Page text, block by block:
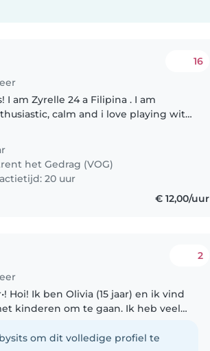
16
I am Zyrelle 24 a Filipina . I am
calm and i love playing with
het Gedrag (VOG)
20 uur
€ 12,00/uur
2
kinderen om te gaan. Ik heb veel
om dit volledige profiel te